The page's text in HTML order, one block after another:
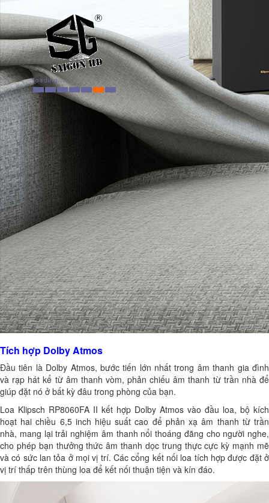
Tích hợp Dolby Atmos
Đầu tiên là Dolby Atmos, bước tiến lớn nhất trong âm thanh gia đình
và rạp hát kể từ âm thanh vòm, phản chiếu âm thanh từ trần nhà để
giúp đặt nó ở bất kỳ đâu trong phòng của bạn.
Loa Klipsch RP8060FA II kết hợp Dolby Atmos vào đầu loa, bộ kích
hoạt hai chiều 6,5 inch hiệu suất cao để phản xạ âm thanh từ trần
nhà, mang lại trải nghiệm âm thanh nổi thoáng đãng cho người nghe,
cho phép bạn thưởng thức âm thanh dọc trung thực cực kỳ mạnh mẽ
và có sức lan tỏa ở mọi vị trí. Các cổng kết nối loa tích hợp được đặt ở
vị trí thấp trên thùng loa để kết nối thuận tiện và kín đáo.